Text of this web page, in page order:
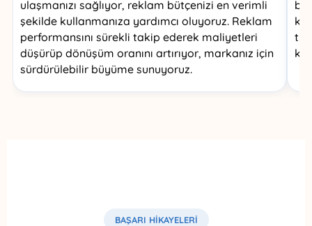
ulaşmanızı sağlıyor, reklam bütçenizi en verimli
şekilde kullanmanıza yardımcı oluyoruz. Reklam
performansını sürekli takip ederek maliyetleri
düşürüp dönüşüm oranını artırıyor, markanız için
sürdürülebilir büyüme sunuyoruz.
BAŞARI HİKAYELERİ